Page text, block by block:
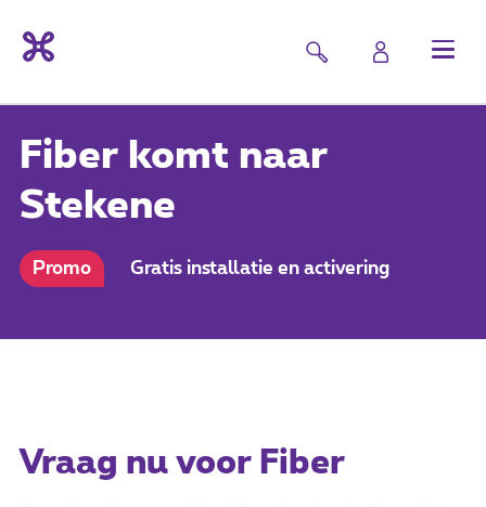
Fiber komt naar
Stekene
Promo Gratis installatie en activering
Vraag nu voor Fiber